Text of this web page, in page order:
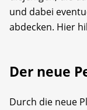
und dabei
abdecken. Hier
Der neue
Durch die neue